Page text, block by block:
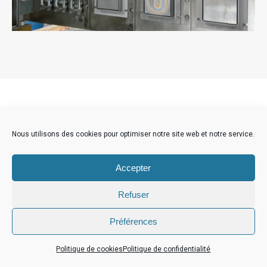
Nous utilisons des cookies pour optimiser notre site web et notre service.
Accepter
Refuser
Préférences
Politique de cookies Politique de confidentialité